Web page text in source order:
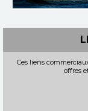
Ces liens
offres